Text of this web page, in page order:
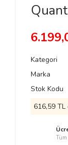
Kategori
Marka
Stok Kodu
616,59